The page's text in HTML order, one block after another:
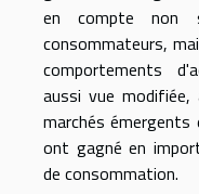
en compte non
consommateurs,
comportements
aussi vue
marchés émergents
ont gagné en
de consommation.